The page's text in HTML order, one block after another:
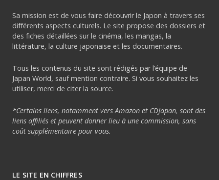
Sa mission est de vous faire découvrir le Japon à travers ses
différents aspects culturels. Le site propose des dossiers et
des fiches détaillées sur le cinéma, les mangas, la
littérature, la culture japonaise et les documentaires.
Tous les contenus du site sont rédigés par l’équipe de
Japan World, sauf mention contraire. Si vous souhaitez les
utiliser, merci de citer la source.
*Certains liens, notamment vers Amazon et CDJapan, sont des
liens affiliés et peuvent donner lieu à une commission, sans
coût supplémentaire pour vous.
LE SITE EN CHIFFRES